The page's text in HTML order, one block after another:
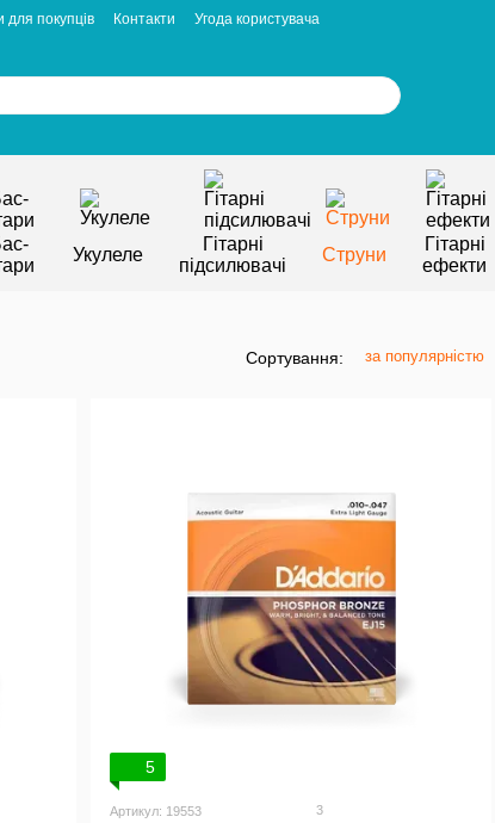
для покупців Контакти
Угода користувача
Укулеле
Гітарні
підсилювачі
Струни
Гітарні
ефекти
Сортування: за популярністю
5
Артикул: 19553 3